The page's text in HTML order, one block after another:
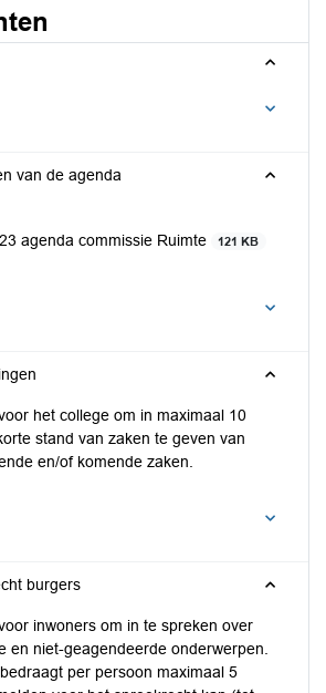
van de agenda
agenda commissie Ruimte
121 KB
het college om in maximaal 10
stand van zaken te geven van
en/of komende zaken.
burgers
inwoners om in te spreken over
en niet-geagendeerde onderwerpen.
per persoon maximaal 5